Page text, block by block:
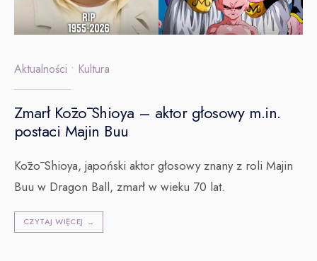
Aktualności • Kultura
Zmarł Kōzō Shioya – aktor głosowy m.in.
postaci Majin Buu
Kōzō Shioya, japoński aktor głosowy znany z roli Majin
Buu w Dragon Ball, zmarł w wieku 70 lat.
CZYTAJ WIĘCEJ →